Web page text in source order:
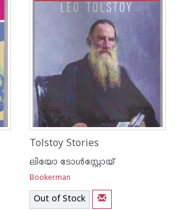
Tolstoy Stories
ലിയോ ടോള്‍സ്റ്റോയ്
Bookerman
Out of Stock